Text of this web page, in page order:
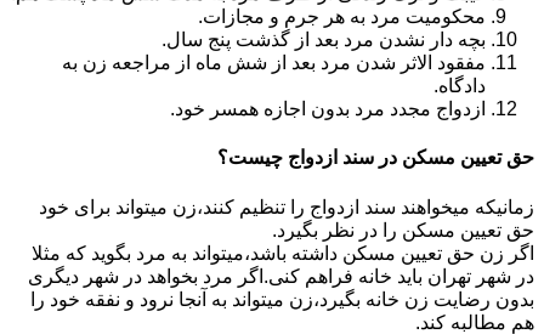
محکومیت مرد به هر جرم و مجازات.
بچه دار نشدن مرد بعد از گذشت پنج سال.
مفقود الاثر شدن مرد بعد از شش ماه از مراجعه زن به
دادگاه.
ازدواج مجدد مرد بدون اجازه همسر خود.
حق تعیین مسکن در سند ازدواج چیست؟
زمانیکه میخواهند سند ازدواج را تنظیم کنند،زن میتواند برای خود
حق تعیین مسکن را در نظر بگیرد.
اگر زن حق تعیین مسکن داشته باشد،میتواند به مرد بگوید که مثلا
در شهر تهران باید خانه فراهم کنی.اگر مرد بخواهد در شهر دیگری
بدون رضایت زن خانه بگیرد،زن میتواند به آنجا نرود و نفقه خود را
هم مطالبه کند.